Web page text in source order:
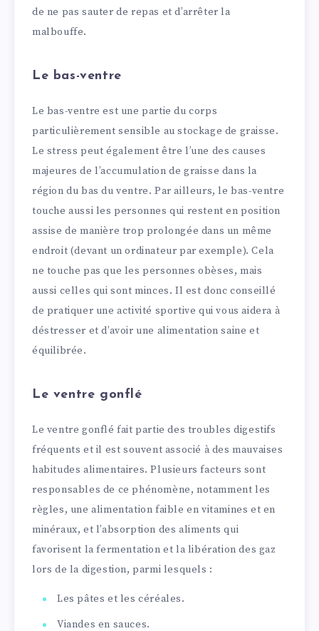
de ne pas sauter de repas et d’arrêter la
malbouffe.
Le bas-ventre
Le bas-ventre est une partie du corps
particulièrement sensible au stockage de graisse.
Le stress peut également être l’une des causes
majeures de l’accumulation de graisse dans la
région du bas du ventre. Par ailleurs, le bas-ventre
touche aussi les personnes qui restent en position
assise de manière trop prolongée dans un même
endroit (devant un ordinateur par exemple). Cela
ne touche pas que les personnes obèses, mais
aussi celles qui sont minces. Il est donc conseillé
de pratiquer une activité sportive qui vous aidera à
déstresser et d’avoir une alimentation saine et
équilibrée.
Le ventre gonflé
Le ventre gonflé fait partie des troubles digestifs
fréquents et il est souvent associé à des mauvaises
habitudes alimentaires. Plusieurs facteurs sont
responsables de ce phénomène, notamment les
règles, une alimentation faible en vitamines et en
minéraux, et l’absorption des aliments qui
favorisent la fermentation et la libération des gaz
lors de la digestion, parmi lesquels :
Les pâtes et les céréales.
Viandes en sauces.